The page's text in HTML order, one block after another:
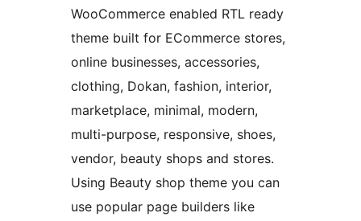
WooCommerce enabled RTL ready
theme built for ECommerce stores,
online businesses, accessories,
clothing, Dokan, fashion, interior,
marketplace, minimal, modern,
multi-purpose, responsive, shoes,
vendor, beauty shops and stores.
Using Beauty shop theme you can
use popular page builders like